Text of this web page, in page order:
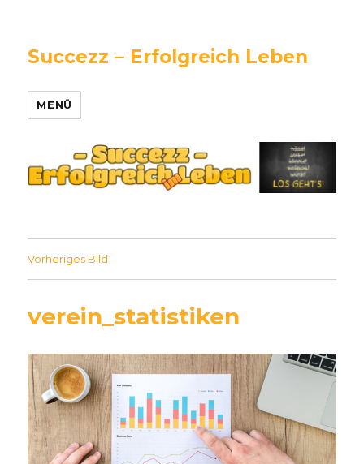
Succezz – Erfolgreich Leben
MENÜ
Vorheriges Bild
verein_statistiken